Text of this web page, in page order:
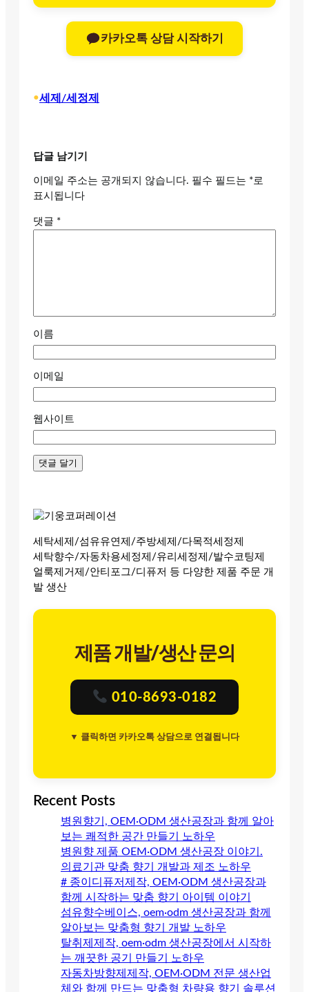
카카오톡 상담 시작하기
•세제/세정제
답글 남기기
이메일 주소는 공개되지 않습니다. 필수 필드는 *로
표시됩니다
댓글 *
이름
이메일
웹사이트
세탁세제/섬유유연제/주방세제/다목적세정제
세탁향수/자동차용세정제/유리세정제/발수코팅제
얼룩제거제/안티포그/디퓨저 등 다양한 제품 주문 개
발 생산
제품 개발/생산 문의
010-8693-0182
▼ 클릭하면 카카오톡 상담으로 연결됩니다
Recent Posts
병원향기, OEM·ODM 생산공장과 함께 알아
보는 쾌적한 공간 만들기 노하우
병원향 제품 OEM·ODM 생산공장 이야기.
의료기관 맞춤 향기 개발과 제조 노하우
# 종이디퓨저제작, OEM·ODM 생산공장과
함께 시작하는 맞춤 향기 아이템 이야기
섬유향수베이스, oem·odm 생산공장과 함께
알아보는 맞춤형 향기 개발 노하우
탈취제제작, oem·odm 생산공장에서 시작하
는 깨끗한 공기 만들기 노하우
자동차방향제제작, OEM·ODM 전문 생산업
체와 함께 만드는 맞춤형 차량용 향기 솔루션